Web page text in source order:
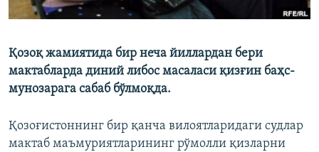
Қозоқ жамиятида бир неча йиллардан бери
мактабларда диний либос масаласи қизғин баҳс-
мунозарага сабаб бўлмоқда.
Қозоғистоннинг бир қанча вилоятларидаги судлар
мактаб маъмуриятларининг рўмолли қизларни